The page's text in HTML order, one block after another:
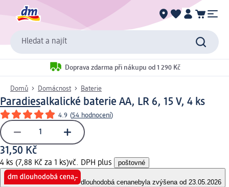
Hledat a najít
Doprava zdarma při nákupu od 1 290 Kč
Domů Domácnost Baterie
Paradiesalkalické baterie AA, LR 6, 15 V, 4 ks
4.9 (54 hodnocení)
31,50 Kč
4 ks (7,88 Kč za 1 ks)vč. DPH plus poštovné
dlouhodobá cenanebyla zvýšena od 23.05.2026